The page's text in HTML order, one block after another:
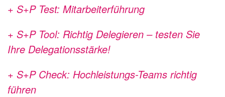
+ S+P Test: Mitarbeiterführung
+ S+P Tool: Richtig Delegieren – testen Sie
Ihre Delegationsstärke!
+ S+P Check: Hochleistungs-Teams richtig
führen